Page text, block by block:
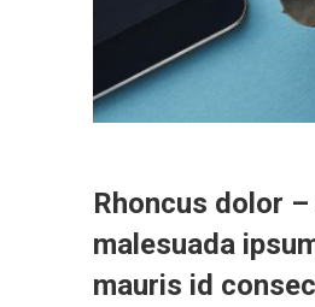
Rhoncus dolor
malesuada
mauris id